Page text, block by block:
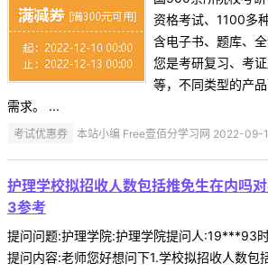
资格考试、1100多
含电子书、题库、
您是考研复习、考
等，不同类型的产
需求。 ...
考试优惠券 本站小编 Free壹佰分学习网 2022-09-
护理学校拟招收人数包括推免生在内吗
3参考
提问问题:护理学院:护理学院提问人:19***93
提问内容:老师您好想问下1.学校拟招收人数包